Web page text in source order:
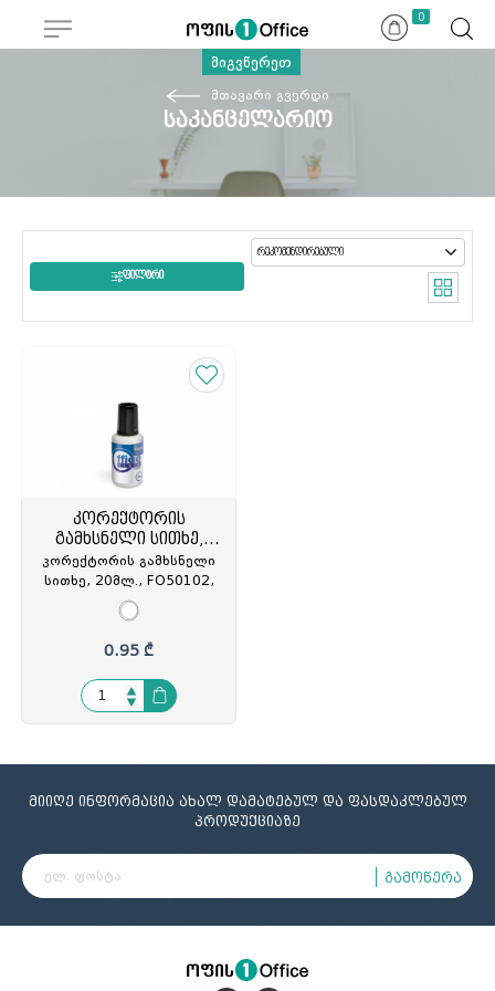
0
მიგვწერეთ
მთავარი გვერდი
საკანცელარიო
ᲤᲘᲚᲢᲠᲘ
კორექტორის
გამხსნელი სითხე,
20მლ.
კორექტორის გამხსნელი
სითხე, 20მლ., FO50102,
FOP-501025
0.95 ₾
მიიღე ინფორმაცია ახალ დამატებულ და ფასდაკლებულ
პროდუქციაზე
გამოწერა